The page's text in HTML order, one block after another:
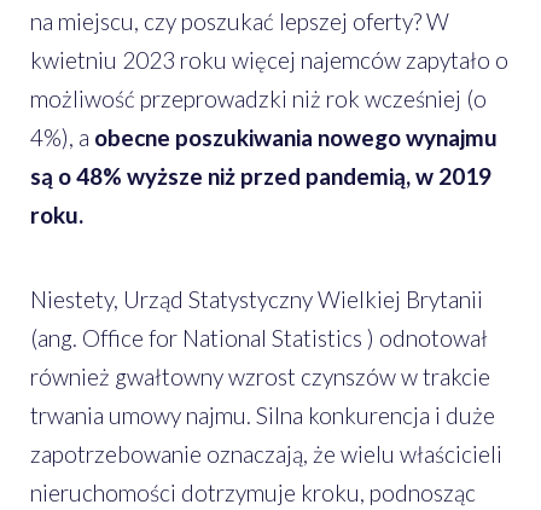
na miejscu, czy poszukać lepszej oferty? W
kwietniu 2023 roku więcej najemców zapytało o
możliwość przeprowadzki niż rok wcześniej (o
4%), a obecne poszukiwania nowego wynajmu
są o 48% wyższe niż przed pandemią, w 2019
roku.
Niestety, Urząd Statystyczny Wielkiej Brytanii
(ang. Office for National Statistics ) odnotował
również gwałtowny wzrost czynszów w trakcie
trwania umowy najmu. Silna konkurencja i duże
zapotrzebowanie oznaczają, że wielu właścicieli
nieruchomości dotrzymuje kroku, podnosząc